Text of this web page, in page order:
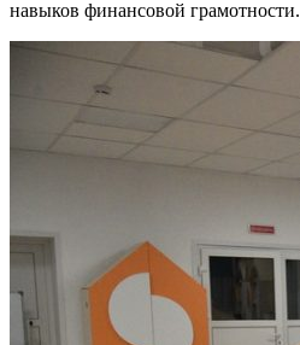
навыков финансовой грамотности.